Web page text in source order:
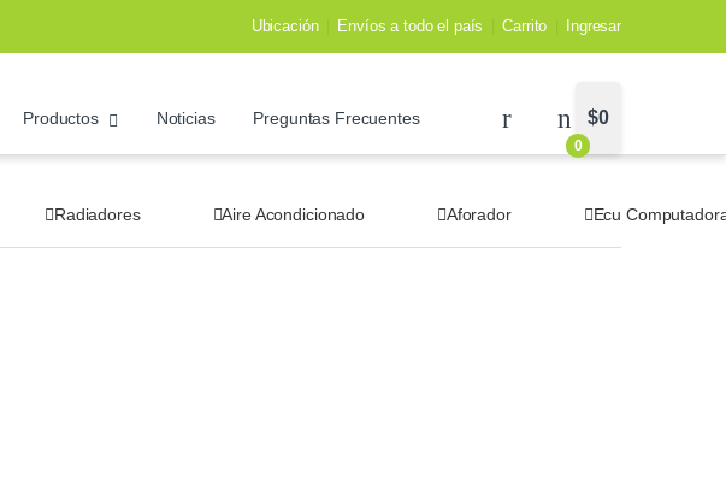
Ubicación Envíos a todo el país Carrito Ingresar
Productos Noticias Preguntas Frecuentes
0
$0
Radiadores Aire Acondicionado Aforador Ecu